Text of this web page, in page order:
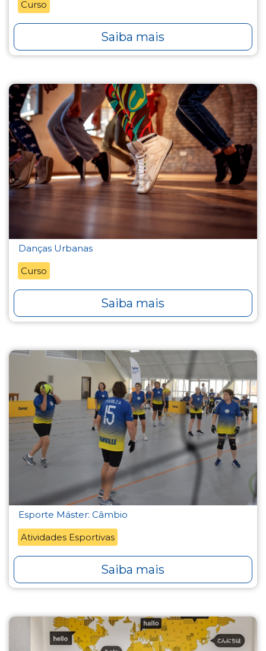
Curso
Saiba mais
Danças Urbanas
Curso
Saiba mais
Esporte Máster: Câmbio
Atividades Esportivas
Saiba mais